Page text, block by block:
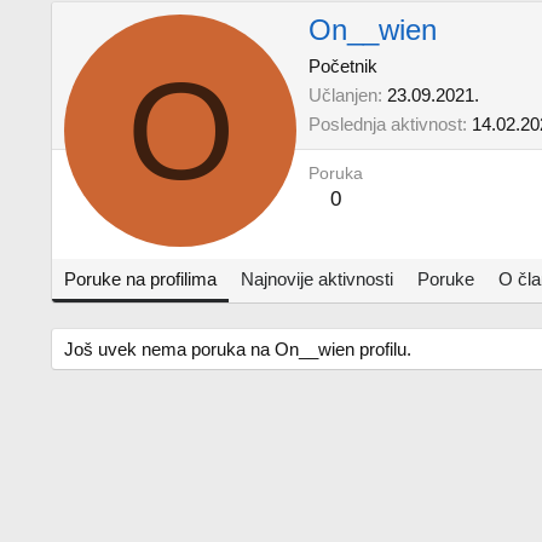
O
On__wien
Početnik
Učlanjen 23.09.2021.
Poslednja aktivnost
Poruka
0
Poruke na profilima Najnovije aktivnosti Poruke O
Još uvek nema poruka na On__wien profilu.